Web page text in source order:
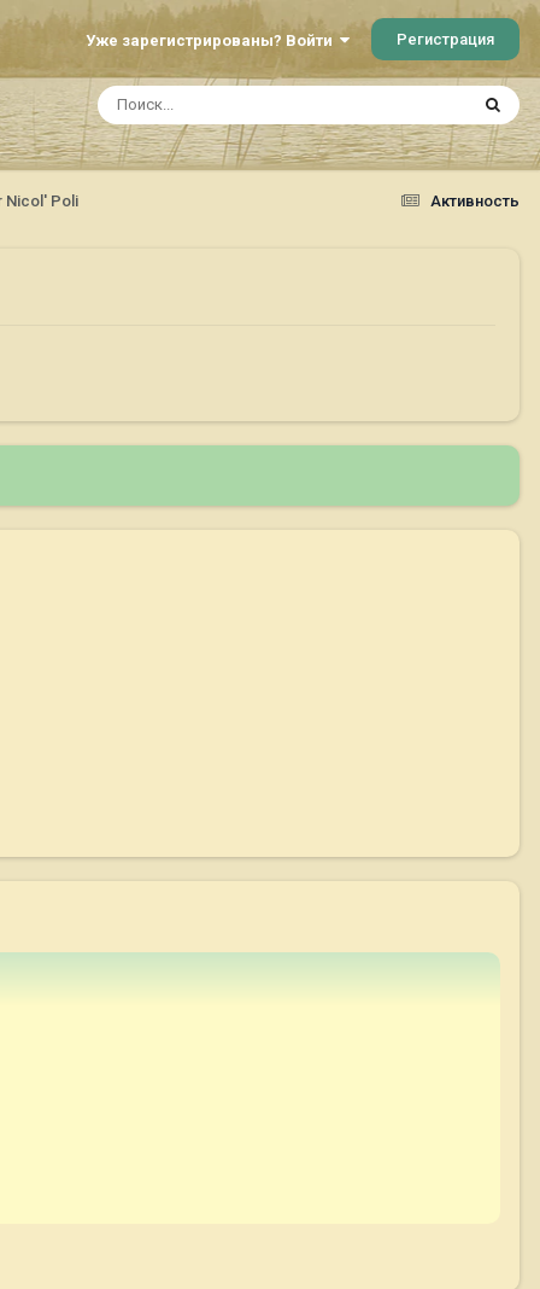
Уже зарегистрированы? Войти Регистрация
Активность
Nicol' Poli